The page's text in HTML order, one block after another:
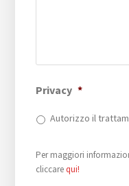
Privacy *
Autorizzo il
Per maggiori
cliccarequi!